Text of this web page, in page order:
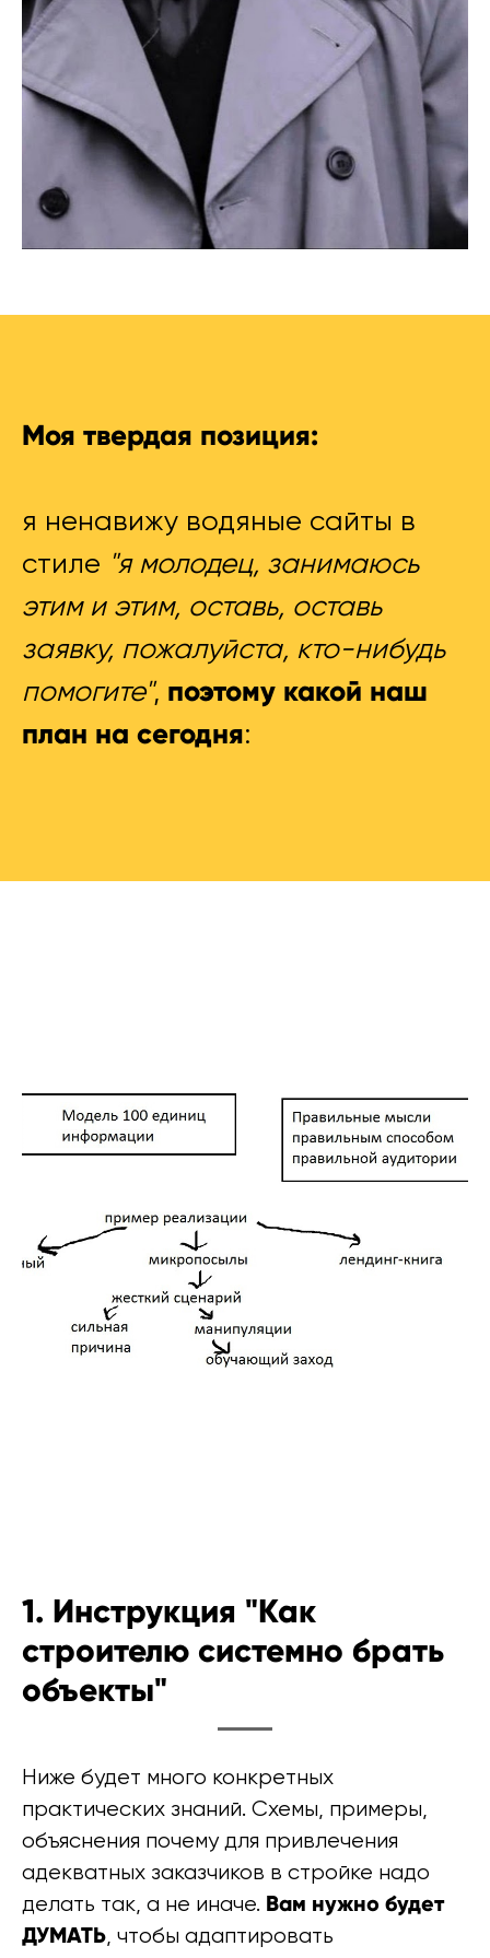
Моя твердая позиция:
я ненавижу водяные сайты в
стиле "я молодец, занимаюсь
этим и этим, оставь, оставь
заявку, пожалуйста, кто-нибудь
помогите", поэтому какой наш
план на сегодня:
1. Инструкция "Как
строителю системно брать
объекты"
Ниже будет много конкретных
практических знаний. Схемы, примеры,
объяснения почему для привлечения
адекватных заказчиков в стройке надо
делать так, а не иначе. Вам нужно будет
ДУМАТЬ , чтобы адаптировать